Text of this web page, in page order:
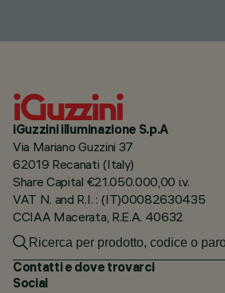
iGuzzini illuminazione S.p.A
Via Mariano Guzzini 37
62019 Recanati (Italy)
Share Capital €21.050.000,00 i.v.
VAT N. and R.I. : (IT)00082630435
CCIAA Macerata, R.E.A. 40632
Contatti e dove trovarci
Social